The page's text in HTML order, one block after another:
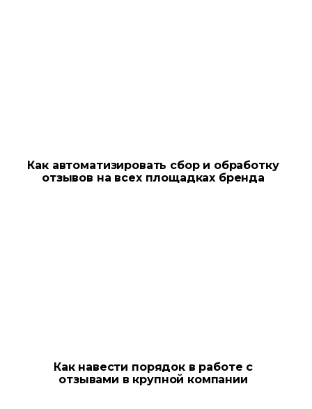
Как автоматизировать сбор и обработку
отзывов на всех площадках бренда
Как навести порядок в работе с
отзывами в крупной компании